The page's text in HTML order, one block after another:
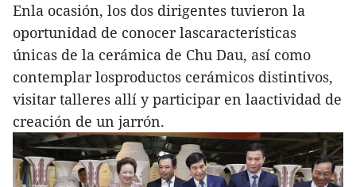
Enla ocasión, los dos dirigentes tuvieron la
oportunidad de conocer lascaracterísticas
únicas de la cerámica de Chu Dau, así como
contemplar losproductos cerámicos distintivos,
visitar talleres allí y participar en laactividad de
creación de un jarrón.